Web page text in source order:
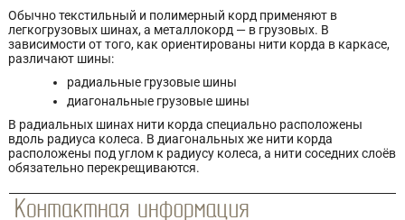
Обычно текстильный и полимерный корд применяют в
легкогрузовых шинах, а металлокорд — в грузовых. В
зависимости от того, как ориентированы нити корда в каркасе,
различают шины:
радиальные грузовые шины
диагональные грузовые шины
В радиальных шинах нити корда специально расположены
вдоль радиуса колеса. В диагональных же нити корда
расположены под углом к радиусу колеса, а нити соседних слоёв
обязательно перекрещиваются.